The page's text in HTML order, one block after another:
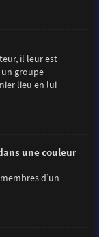
il leur est
groupe
lieu en lui
une couleur
d’un